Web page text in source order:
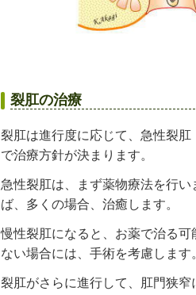
裂肛の治療
裂肛は進行度に応じて、急性裂
で治療方針が決まります。
急性裂肛は、まず薬物療法を行
ば、多くの場合、治癒します。
慢性裂肛になると、お薬で治る
ない場合には、手術を考慮します
裂肛がさらに進行して、肛門狭